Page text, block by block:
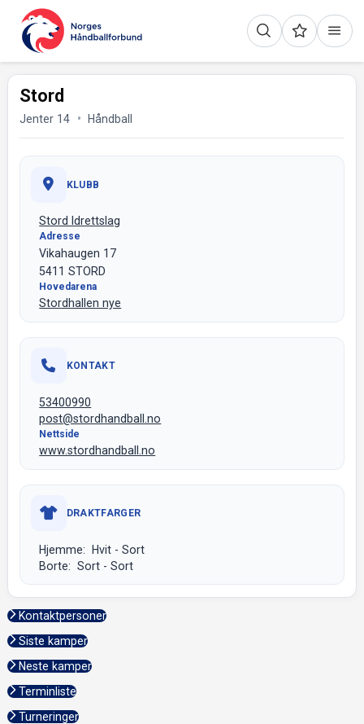
Stord
Jenter 14 Håndball
KLUBB
Stord Idrettslag
Adresse
Vikahaugen 17
5411 STORD
Hovedarena
Stordhallen nye
KONTAKT
53400990
post@stordhandball.no
Nettside
www.stordhandball.no
DRAKTFARGER
Hjemme: Hvit - Sort
Borte: Sort - Sort
Kontaktpersoner
Siste kamper
Neste kamper
Terminliste
Turneringer